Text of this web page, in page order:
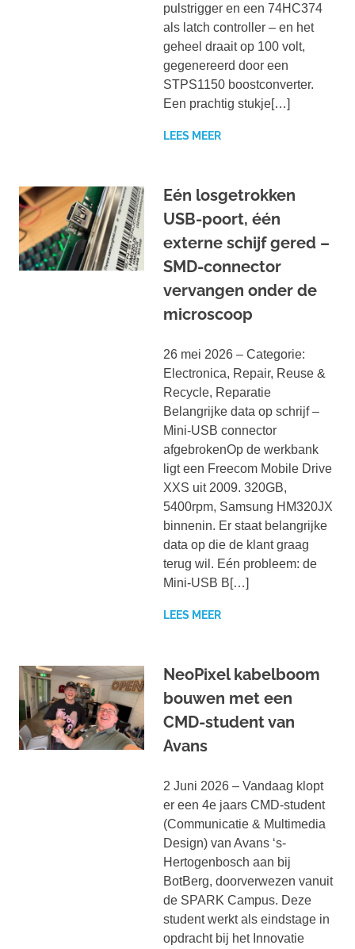
pulstrigger en een 74HC374
als latch controller – en het
geheel draait op 100 volt,
gegenereerd door een
STPS1150 boostconverter.
Een prachtig stukje[…]
LEES MEER
Eén losgetrokken
USB-poort, één
externe schijf gered –
SMD-connector
vervangen onder de
microscoop
26 mei 2026 – Categorie:
Electronica, Repair, Reuse &
Recycle, Reparatie
Belangrijke data op schrijf –
Mini-USB connector
afgebrokenOp de werkbank
ligt een Freecom Mobile Drive
XXS uit 2009. 320GB,
5400rpm, Samsung HM320JX
binnenin. Er staat belangrijke
data op die de klant graag
terug wil. Eén probleem: de
Mini-USB B[…]
LEES MEER
NeoPixel kabelboom
bouwen met een
CMD-student van
Avans
2 Juni 2026 – Vandaag klopt
er een 4e jaars CMD-student
(Communicatie & Multimedia
Design) van Avans ‘s-
Hertogenbosch aan bij
BotBerg, doorverwezen vanuit
de SPARK Campus. Deze
student werkt als eindstage in
opdracht bij het Innovatie